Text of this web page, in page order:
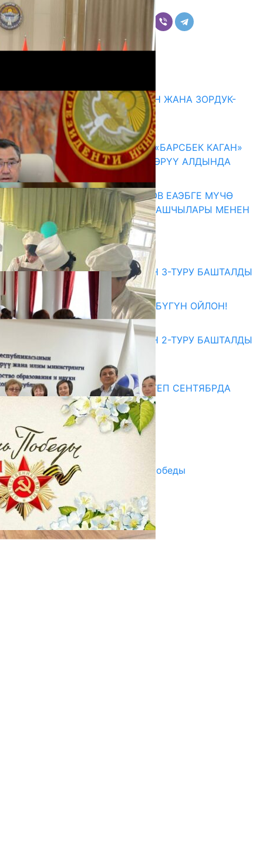
Комментарийлер
ГЕНДЕРДИК БАСМЫРЛООДОН ЖАНА ЗОРДУК-
ЗОМБУЛУКТАН КОРГОО
07.08.2026
КЫРГЫЗ ТАРЫХЫ ТАСМАДА: «БАРСБЕК КАГАН»
КӨРКӨМ ТАСМАСЫ ЖАРЫК КӨРҮҮ АЛДЫНДА
07.08.2026
ПРЕЗИДЕНТ САДЫР ЖАПАРОВ ЕАЭБГЕ МҮЧӨ
МАМЛЕКЕТТЕРДИН ӨКМӨТ БАШЧЫЛАРЫ МЕНЕН
ЖОЛУГУШТУ
07.08.2026
Абитуриент
ЖОЖДОРГО КАБЫЛ АЛУУНУН 3-ТУРУ БАШТАЛДЫ
27.07.2026
ӨЗҮҢДҮН КЕЛЕЧЕГИҢ ҮЧҮН БҮГҮН ОЙЛОН!
20.07.2026
ЖОЖДОРГО КАБЫЛ АЛУУНУН 2-ТУРУ БАШТАЛДЫ
20.07.2026
Медиа
СУЗАКТА 750 ОРУНДУУ МЕКТЕП СЕНТЯБРДА
ПАЙДАЛАНУУГА БЕРИЛЕТ
07.08.2025
Улуу Жеңиштин жандуу сөзү
29.04.2025
Награды в преддверии Дня Победы
29.04.2025